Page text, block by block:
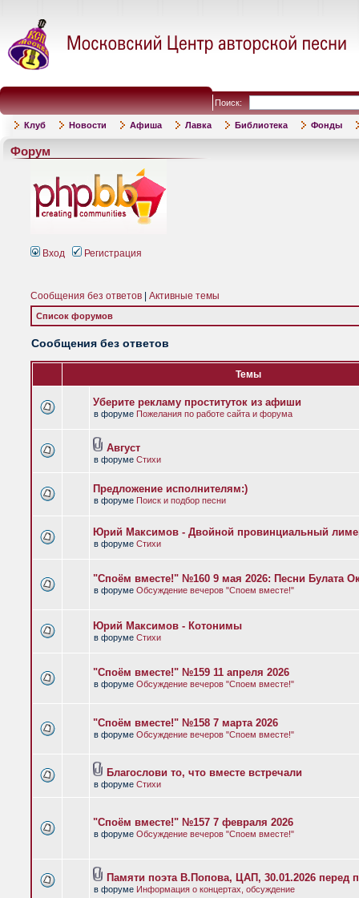
Поиск:
Клуб Новости Афиша Лавка Библиотека Фонды
Форум
Вход Регистрация
Сообщения без ответов Активные темы
Список форумов
Сообщения без ответов
Темы
Уберите рекламу проституток из афиши
в форуме Пожелания по работе сайта и форума
Август
в форуме Стихи
Предложение исполнителям:)
в форуме Поиск и подбор песни
Юрий Максимов - Двойной провинциальный
в форуме Стихи
"Споём вместе!" №160 9 мая 2026: Песни Булата
в форуме Обсуждение вечеров "Споем вместе!"
Юрий Максимов - Котонимы
в форуме Стихи
"Споём вместе!" №159 11 апреля 2026
в форуме Обсуждение вечеров "Споем вместе!"
"Споём вместе!" №158 7 марта 2026
в форуме Обсуждение вечеров "Споем вместе!"
Благослови то, что вместе встречали
в форуме Стихи
"Споём вместе!" №157 7 февраля 2026
в форуме Обсуждение вечеров "Споем вместе!"
Памяти поэта В.Попова, ЦАП, 30.01.2026 перед
в форуме Информация о концертах, обсуждение